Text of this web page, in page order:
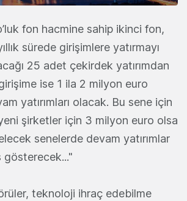
fon hacmine sahip ikinci fon,
sürede girişimlere yatırmayı
25 adet çekirdek yatırımdan
ise 1 ila 2 milyon euro
yatırımları olacak. Bu sene için
yeni şirketler için 3 milyon euro olsa
senelerde devam yatırımlar
gösterecek..."
teknoloji ihraç edebilme